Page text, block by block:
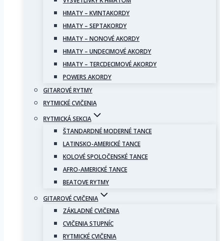
HMATY – KVINTAKORDY
HMATY – SEPTAKORDY
HMATY – NONOVÉ AKORDY
HMATY – UNDECIMOVÉ AKORDY
HMATY – TERCDECIMOVÉ AKORDY
POWERS AKORDY
GITAROVÉ RYTMY
RYTMICKÉ CVIČENIA
RYTMICKÁ SEKCIA
ŠTANDARDNÉ MODERNÉ TANCE
LATINSKO-AMERICKÉ TANCE
KOLOVÉ SPOLOČENSKÉ TANCE
AFRO-AMERICKÉ TANCE
BEATOVE RYTMY
GITAROVÉ CVIČENIA
ZÁKLADNÉ CVIČENIA
CVIČENIA STUPNÍC
RYTMICKÉ CVIČENIA